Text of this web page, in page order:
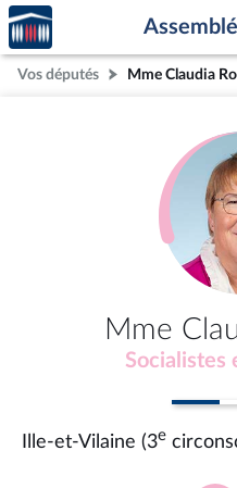
Aller au contenu
Aller en bas de la page
Accèder
à la
page
d'accueil
Vos députés
Mme
Socialistes
Ille-et-Vilaine (3e